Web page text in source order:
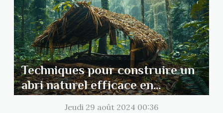
Techniques pour construire un
abri naturel efficace en
bushcraftJeudi 29 août 2024 00:36